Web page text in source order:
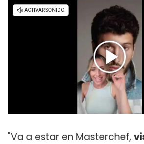
"Va a estar en Masterchef,